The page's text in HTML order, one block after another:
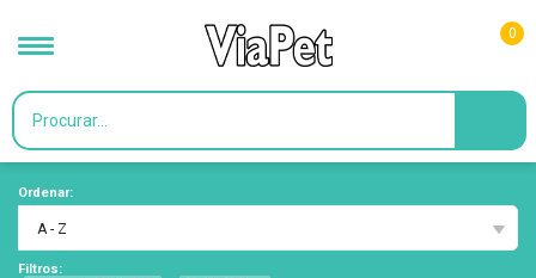
0
Ordenar:
A - Z
Filtros: